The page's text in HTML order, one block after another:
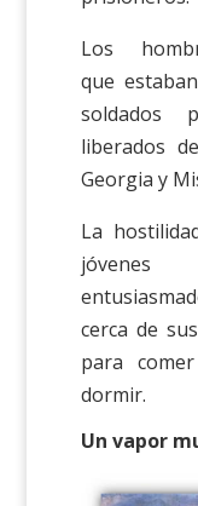
Los
que
soldados
liberados
Georgia y
La
cerca de
para
dormir.
Un vapor